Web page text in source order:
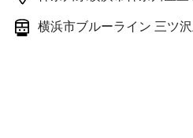
横浜市ブルーライン 三ツ